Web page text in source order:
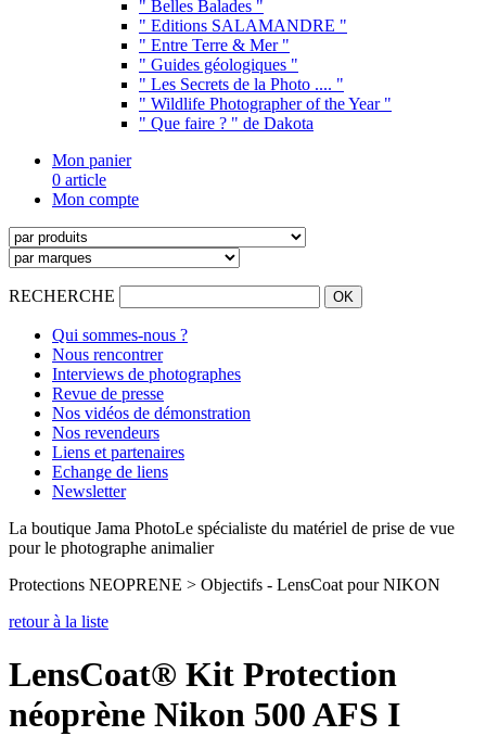
" Belles Balades "
" Editions SALAMANDRE "
" Entre Terre & Mer "
" Guides géologiques "
" Les Secrets de la Photo .... "
" Wildlife Photographer of the Year "
" Que faire ? " de Dakota
Mon panier
0 article
Mon compte
RECHERCHE
Qui sommes-nous ?
Nous rencontrer
Interviews de photographes
Revue de presse
Nos vidéos de démonstration
Nos revendeurs
Liens et partenaires
Echange de liens
Newsletter
La boutique Jama PhotoLe spécialiste du matériel de prise de vue
pour le photographe animalier
Protections NEOPRENE > Objectifs - LensCoat pour NIKON
retour à la liste
LensCoat® Kit Protection
néoprène Nikon 500 AFS I